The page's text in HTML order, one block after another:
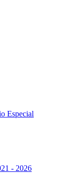
Especial
- 2026